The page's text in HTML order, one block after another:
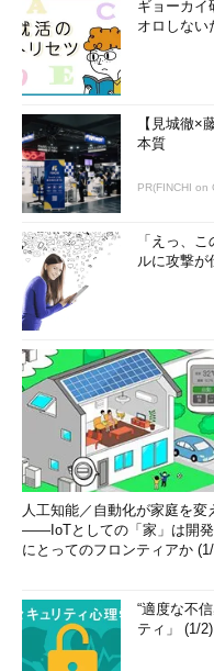
ギョーカ
オロしない
【見城徹×
本質
PR(FINCHI on
「えっ、
ルに攻撃が
人工知能／自動化が家庭を変
――IoTとしての「家」は開
にとってのフロンティアか
“適度な不
ティ」 (1/2)